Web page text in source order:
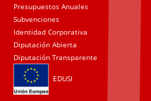
Presupuestos Anuales
Subvenciones
Identidad Corporativa
Diputación Abierta
Diputación Transparente
EDUSI